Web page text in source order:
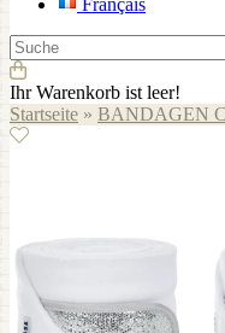
Français
Ihr Warenkorb ist leer!
Startseite » BANDAGEN